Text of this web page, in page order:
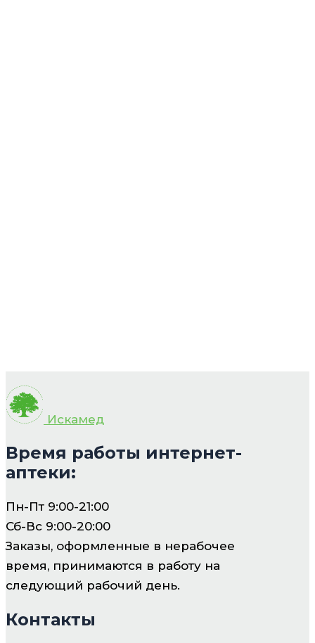
Искамед
Время работы интернет-
аптеки:
Пн-Пт 9:00-21:00
Сб-Вс 9:00-20:00
Заказы, оформленные в нерабочее
время, принимаются в работу на
следующий рабочий день.
Контакты